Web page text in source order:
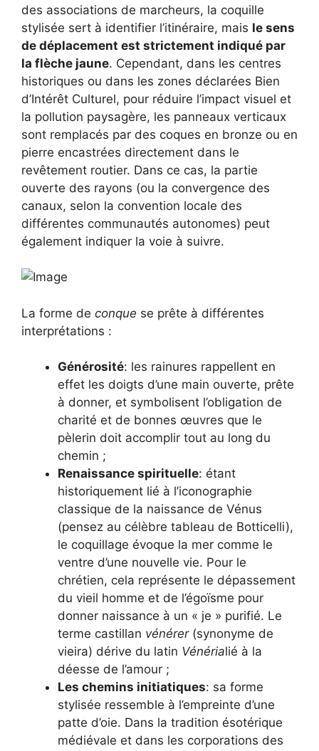
des associations de marcheurs, la coquille
stylisée sert à identifier l’itinéraire, mais le sens
de déplacement est strictement indiqué par
la flèche jaune. Cependant, dans les centres
historiques ou dans les zones déclarées Bien
d’Intérêt Culturel, pour réduire l’impact visuel et
la pollution paysagère, les panneaux verticaux
sont remplacés par des coques en bronze ou en
pierre encastrées directement dans le
revêtement routier. Dans ce cas, la partie
ouverte des rayons (ou la convergence des
canaux, selon la convention locale des
différentes communautés autonomes) peut
également indiquer la voie à suivre.
La forme de conque se prête à différentes
interprétations :
Générosité: les rainures rappellent en
effet les doigts d’une main ouverte, prête
à donner, et symbolisent l’obligation de
charité et de bonnes œuvres que le
pèlerin doit accomplir tout au long du
chemin ;
Renaissance spirituelle: étant
historiquement lié à l’iconographie
classique de la naissance de Vénus
(pensez au célèbre tableau de Botticelli),
le coquillage évoque la mer comme le
ventre d’une nouvelle vie. Pour le
chrétien, cela représente le dépassement
du vieil homme et de l’égoïsme pour
donner naissance à un « je » purifié. Le
terme castillan vénérer(synonyme de
vieira) dérive du latin Vénérialié à la
déesse de l’amour ;
Les chemins initiatiques: sa forme
stylisée ressemble à l’empreinte d’une
patte d’oie. Dans la tradition ésotérique
médiévale et dans les corporations des